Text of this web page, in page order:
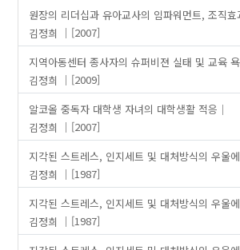
원장의 리더십과 유아교사의 임파워먼트, 조직
김정희
[2007]
지역아동센터 종사자의 슈퍼비젼 실태 및 교육
김정희
[2009]
알코올 중독자 대학생 자녀의 대학생활 적응
김정희
[2007]
지각된 스트레스, 인지세트 및 대처방식의 우울
김정희
[1987]
지각된 스트레스, 인지세트 및 대처방식의 우울
김정희
[1987]